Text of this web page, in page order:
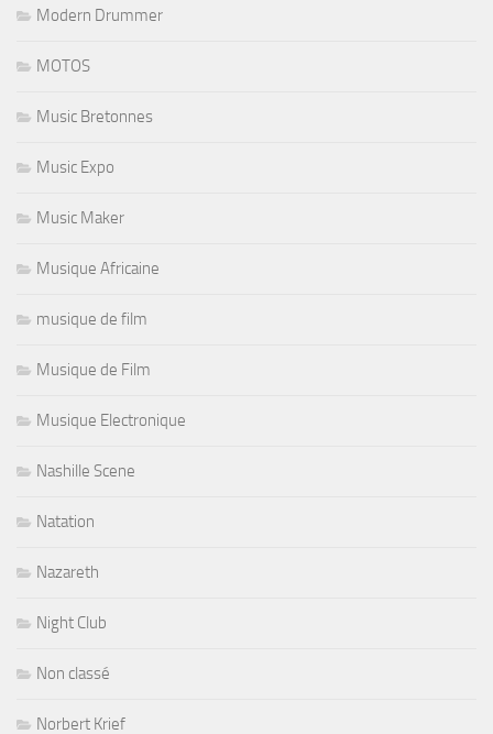
Modern Drummer
MOTOS
Music Bretonnes
Music Expo
Music Maker
Musique Africaine
musique de film
Musique de Film
Musique Electronique
Nashille Scene
Natation
Nazareth
Night Club
Non classé
Norbert Krief